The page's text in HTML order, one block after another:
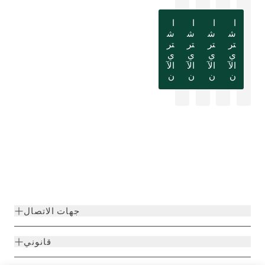
ا
ش
تر
ي
الآ
ن
ا
ش
تر
ي
الآ
ن
ا
ش
تر
ي
الآ
ن
ا
ش
تر
ي
الآ
ن
جهات الاتصال
قانوني